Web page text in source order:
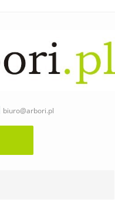
biuro@arbori.pl